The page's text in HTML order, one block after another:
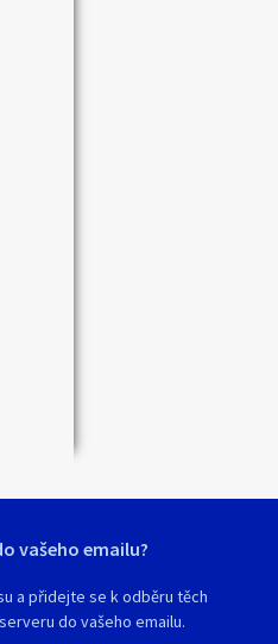
vašeho emailu?
a přidejte se k odběru těch
do vašeho emailu.